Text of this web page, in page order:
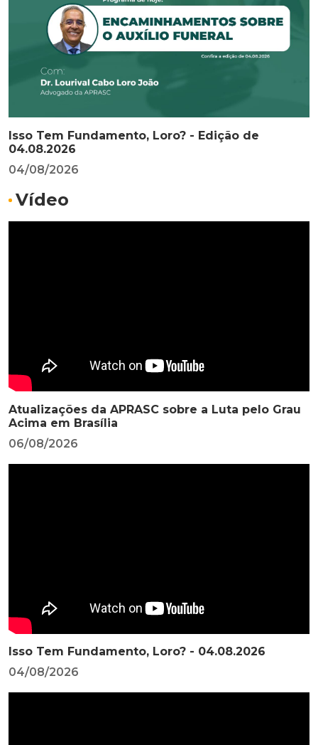
Isso Tem Fundamento, Loro? - Edição de
04.08.2026
04/08/2026
Vídeo
Atualizações da APRASC sobre a Luta pelo Grau
Acima em Brasília
06/08/2026
Isso Tem Fundamento, Loro? - 04.08.2026
04/08/2026